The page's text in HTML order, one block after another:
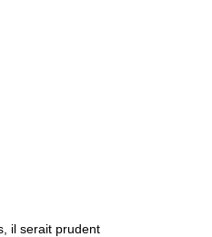
il serait prudent